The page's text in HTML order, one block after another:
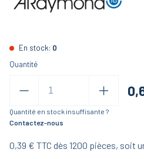
En stock: 0
Quantité
Quantité en stock insuffisante ?
Contactez-nous
0,39 € TTC dès 1200 pièces, soit